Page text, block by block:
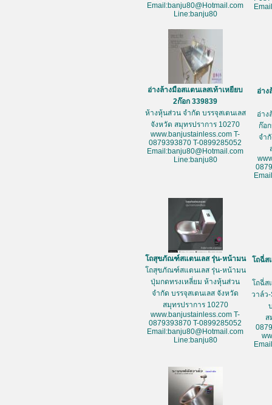
Email:banju80@Hotmail.com
Line:banju80
อ่างล้างมือสแตนเลสเท้าเหยียบ
2ก๊อก 339839
ห้างหุ้นส่วน จำกัด บรรจุสเตนเลส
จังหวัด สมุทรปราการ 10270
www.banjustainless.com T-
0879393870 T-0899285052
Email:banju80@Hotmail.com
Line:banju80
อ่าง
อ่าง
ก๊อ
จำ
โถสุขภัณฑ์สแตนเลส รุ่น-หน้ามน
โถสุขภัณฑ์สแตนเลส รุ่น-หน้ามน
ปุ่มกดทรงเหลี่ยม ห้างหุ้นส่วน
จำกัด บรรจุสเตนเลส จังหวัด
สมุทรปราการ 10270
www.banjustainless.com T-
0879393870 T-0899285052
Email:banju80@Hotmail.com
Line:banju80
โถฉี่ส
โถฉี่ส
วาล์ว
ส